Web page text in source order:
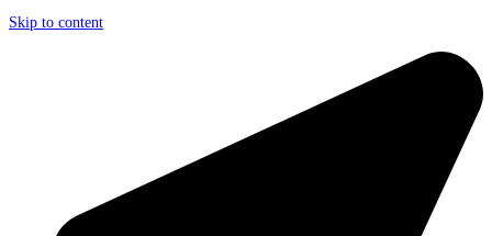
Skip to content